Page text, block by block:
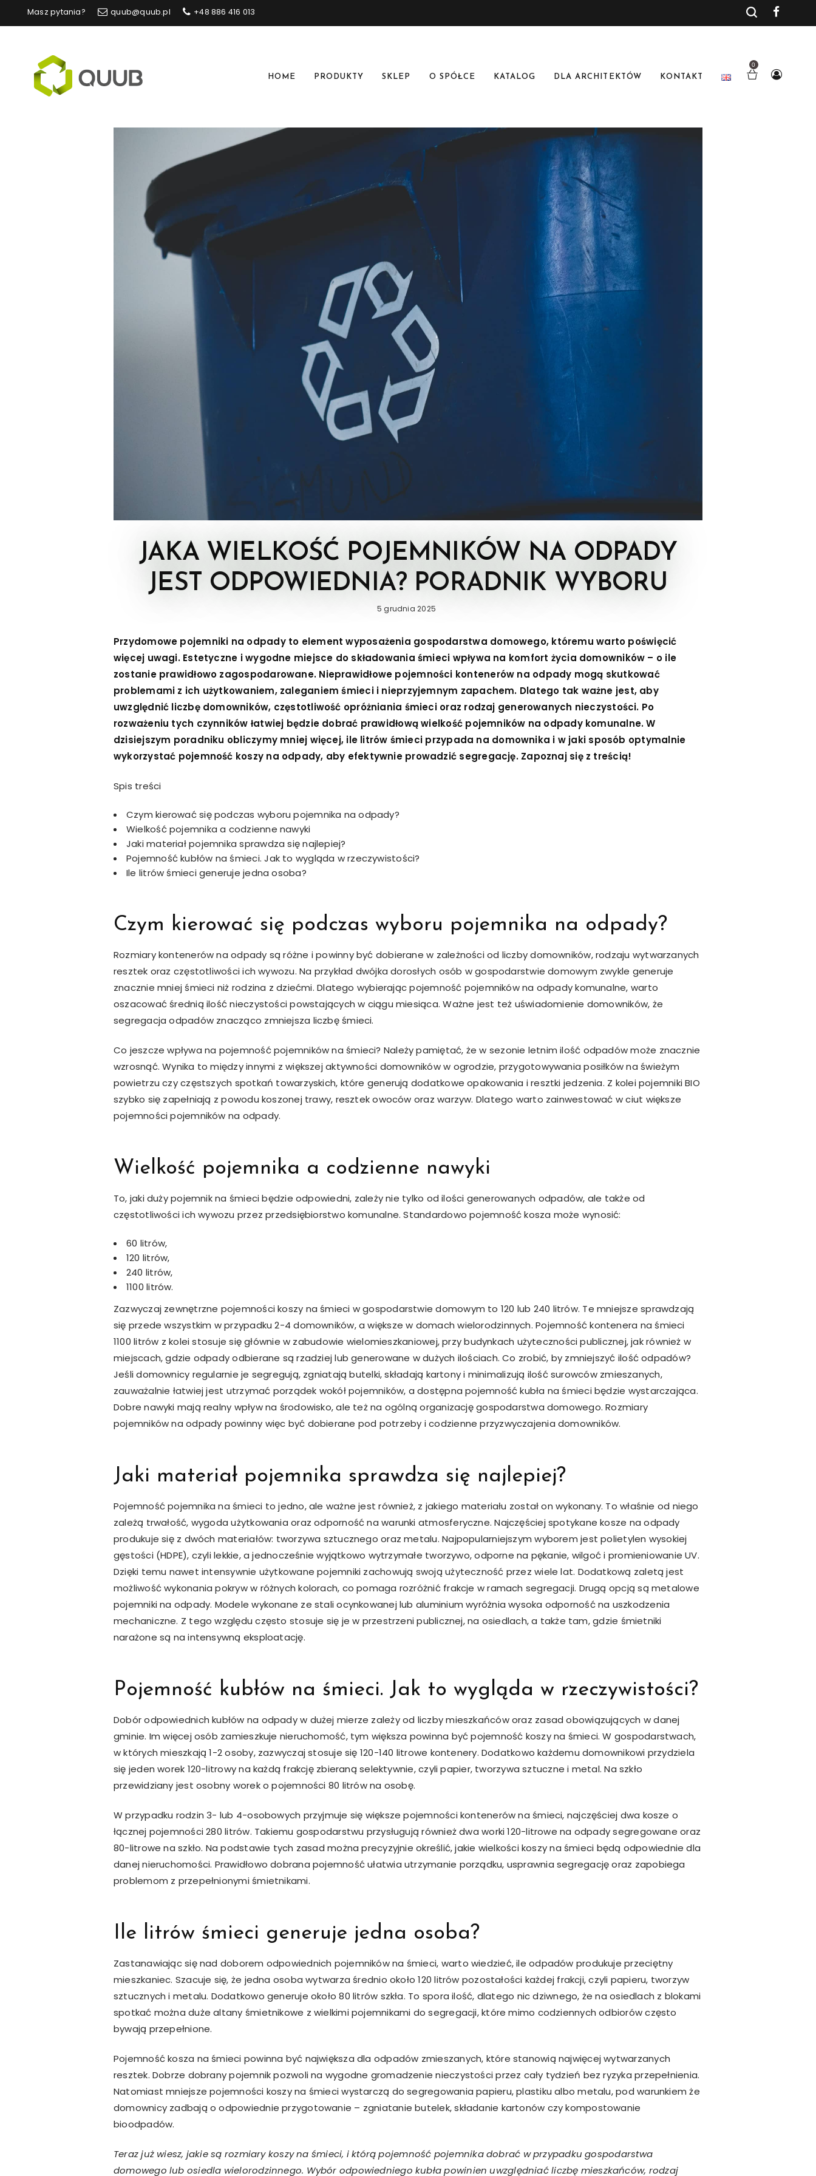
Masz pytania? quub@quub.pl +48 886 416 013
HOME PRODUKTY SKLEP O SPÓŁCE KATALOG DLA ARCHITEKTÓW KONTAKT
0
JAKA WIELKOŚĆ POJEMNIKÓW NA ODPADY
JEST ODPOWIEDNIA? PORADNIK WYBORU
Posted
5 grudnia 2025
Przydomowe pojemniki na odpady to element wyposażenia gospodarstwa domowego, któremu warto poświęcić
więcej uwagi. Estetyczne i wygodne miejsce do składowania śmieci wpływa na komfort życia domowników – o ile
zostanie prawidłowo zagospodarowane. Nieprawidłowe pojemności kontenerów na odpady mogą skutkować
problemami z ich użytkowaniem, zaleganiem śmieci i nieprzyjemnym zapachem. Dlatego tak ważne jest, aby
uwzględnić liczbę domowników, częstotliwość opróżniania śmieci oraz rodzaj generowanych nieczystości. Po
rozważeniu tych czynników łatwiej będzie dobrać prawidłową wielkość pojemników na odpady komunalne. W
dzisiejszym poradniku obliczymy mniej więcej, ile litrów śmieci przypada na domownika i w jaki sposób optymalnie
wykorzystać pojemność koszy na odpady, aby efektywnie prowadzić segregację. Zapoznaj się z treścią!
Spis treści
Czym kierować się podczas wyboru pojemnika na odpady?
Wielkość pojemnika a codzienne nawyki
Jaki materiał pojemnika sprawdza się najlepiej?
Pojemność kubłów na śmieci. Jak to wygląda w rzeczywistości?
Ile litrów śmieci generuje jedna osoba?
Czym kierować się podczas wyboru pojemnika na odpady?
Rozmiary kontenerów na odpady są różne i powinny być dobierane w zależności od liczby domowników, rodzaju wytwarzanych
resztek oraz częstotliwości ich wywozu. Na przykład dwójka dorosłych osób w gospodarstwie domowym zwykle generuje
znacznie mniej śmieci niż rodzina z dziećmi. Dlatego wybierając pojemność pojemników na odpady komunalne, warto
oszacować średnią ilość nieczystości powstających w ciągu miesiąca. Ważne jest też uświadomienie domowników, że
segregacja odpadów znacząco zmniejsza liczbę śmieci.
Co jeszcze wpływa na pojemność pojemników na śmieci? Należy pamiętać, że w sezonie letnim ilość odpadów może znacznie
wzrosnąć. Wynika to między innymi z większej aktywności domowników w ogrodzie, przygotowywania posiłków na świeżym
powietrzu czy częstszych spotkań towarzyskich, które generują dodatkowe opakowania i resztki jedzenia. Z kolei pojemniki BIO
szybko się zapełniają z powodu koszonej trawy, resztek owoców oraz warzyw. Dlatego warto zainwestować w ciut większe
pojemności pojemników na odpady.
Wielkość pojemnika a codzienne nawyki
To, jaki duży pojemnik na śmieci będzie odpowiedni, zależy nie tylko od ilości generowanych odpadów, ale także od
częstotliwości ich wywozu przez przedsiębiorstwo komunalne. Standardowo pojemność kosza może wynosić:
60 litrów,
120 litrów,
240 litrów,
1100 litrów.
Zazwyczaj zewnętrzne pojemności koszy na śmieci w gospodarstwie domowym to 120 lub 240 litrów. Te mniejsze sprawdzają
się przede wszystkim w przypadku 2-4 domowników, a większe w domach wielorodzinnych. Pojemność kontenera na śmieci
1100 litrów z kolei stosuje się głównie w zabudowie wielomieszkaniowej, przy budynkach użyteczności publicznej, jak również w
miejscach, gdzie odpady odbierane są rzadziej lub generowane w dużych ilościach. Co zrobić, by zmniejszyć ilość odpadów?
Jeśli domownicy regularnie je segregują, zgniatają butelki, składają kartony i minimalizują ilość surowców zmieszanych,
zauważalnie łatwiej jest utrzymać porządek wokół pojemników, a dostępna pojemność kubła na śmieci będzie wystarczająca.
Dobre nawyki mają realny wpływ na środowisko, ale też na ogólną organizację gospodarstwa domowego. Rozmiary
pojemników na odpady powinny więc być dobierane pod potrzeby i codzienne przyzwyczajenia domowników.
Jaki materiał pojemnika sprawdza się najlepiej?
Pojemność pojemnika na śmieci to jedno, ale ważne jest również, z jakiego materiału został on wykonany. To właśnie od niego
zależą trwałość, wygoda użytkowania oraz odporność na warunki atmosferyczne. Najczęściej spotykane kosze na odpady
produkuje się z dwóch materiałów: tworzywa sztucznego oraz metalu. Najpopularniejszym wyborem jest polietylen wysokiej
gęstości (HDPE), czyli lekkie, a jednocześnie wyjątkowo wytrzymałe tworzywo, odporne na pękanie, wilgoć i promieniowanie UV.
Dzięki temu nawet intensywnie użytkowane pojemniki zachowują swoją użyteczność przez wiele lat. Dodatkową zaletą jest
możliwość wykonania pokryw w różnych kolorach, co pomaga rozróżnić frakcje w ramach segregacji. Drugą opcją są metalowe
pojemniki na odpady. Modele wykonane ze stali ocynkowanej lub aluminium wyróżnia wysoka odporność na uszkodzenia
mechaniczne. Z tego względu często stosuje się je w przestrzeni publicznej, na osiedlach, a także tam, gdzie śmietniki
narażone są na intensywną eksploatację.
Pojemność kubłów na śmieci. Jak to wygląda w rzeczywistości?
Dobór odpowiednich kubłów na odpady w dużej mierze zależy od liczby mieszkańców oraz zasad obowiązujących w danej
gminie. Im więcej osób zamieszkuje nieruchomość, tym większa powinna być pojemność koszy na śmieci. W gospodarstwach,
w których mieszkają 1-2 osoby, zazwyczaj stosuje się 120-140 litrowe kontenery. Dodatkowo każdemu domownikowi przydziela
się jeden worek 120-litrowy na każdą frakcję zbieraną selektywnie, czyli papier, tworzywa sztuczne i metal. Na szkło
przewidziany jest osobny worek o pojemności 80 litrów na osobę.
W przypadku rodzin 3- lub 4-osobowych przyjmuje się większe pojemności kontenerów na śmieci, najczęściej dwa kosze o
łącznej pojemności 280 litrów. Takiemu gospodarstwu przysługują również dwa worki 120-litrowe na odpady segregowane oraz
80-litrowe na szkło. Na podstawie tych zasad można precyzyjnie określić, jakie wielkości koszy na śmieci będą odpowiednie dla
danej nieruchomości. Prawidłowo dobrana pojemność ułatwia utrzymanie porządku, usprawnia segregację oraz zapobiega
problemom z przepełnionymi śmietnikami.
Ile litrów śmieci generuje jedna osoba?
Zastanawiając się nad doborem odpowiednich pojemników na śmieci, warto wiedzieć, ile odpadów produkuje przeciętny
mieszkaniec. Szacuje się, że jedna osoba wytwarza średnio około 120 litrów pozostałości każdej frakcji, czyli papieru, tworzyw
sztucznych i metalu. Dodatkowo generuje około 80 litrów szkła. To spora ilość, dlatego nic dziwnego, że na osiedlach z blokami
spotkać można duże altany śmietnikowe z wielkimi pojemnikami do segregacji, które mimo codziennych odbiorów często
bywają przepełnione.
Pojemność kosza na śmieci powinna być największa dla odpadów zmieszanych, które stanowią najwięcej wytwarzanych
resztek. Dobrze dobrany pojemnik pozwoli na wygodne gromadzenie nieczystości przez cały tydzień bez ryzyka przepełnienia.
Natomiast mniejsze pojemności koszy na śmieci wystarczą do segregowania papieru, plastiku albo metalu, pod warunkiem że
domownicy zadbają o odpowiednie przygotowanie – zgniatanie butelek, składanie kartonów czy kompostowanie
bioodpadów.
Teraz już wiesz, jakie są rozmiary koszy na śmieci, i którą pojemność pojemnika dobrać w przypadku gospodarstwa
domowego lub osiedla wielorodzinnego. Wybór odpowiedniego kubła powinien uwzględniać liczbę mieszkańców, rodzaj